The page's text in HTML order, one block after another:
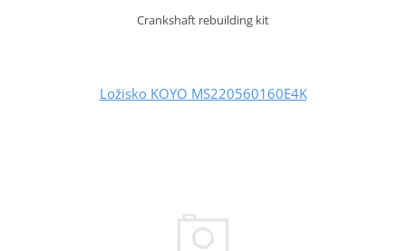
Crankshaft rebuilding kit
Ložisko KOYO MS220560160E4K